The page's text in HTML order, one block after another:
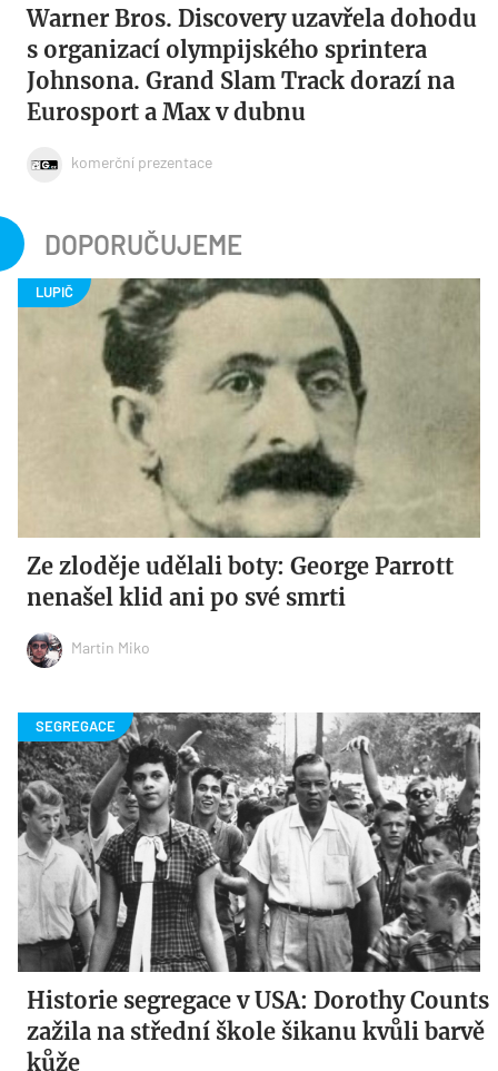
Warner Bros. Discovery uzavřela dohodu
s organizací olympijského sprintera
Johnsona. Grand Slam Track dorazí na
Eurosport a Max v dubnu
komerční prezentace
DOPORUČUJEME
Ze zloděje udělali boty: George Parrott
nenašel klid ani po své smrti
Martin Miko
Historie segregace v USA: Dorothy Counts
zažila na střední škole šikanu kvůli barvě
kůže